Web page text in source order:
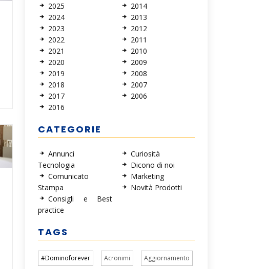
2025
2024
2023
2022
2021
2020
2019
2018
2017
2016
2014
2013
2012
2011
2010
2009
2008
2007
2006
CATEGORIE
Annunci
Tecnologia
Comunicato
Stampa
Consigli e Best
practice
Curiosità
Dicono di noi
Marketing
Novità Prodotti
TAGS
#Dominoforever Acronimi Aggiornamento